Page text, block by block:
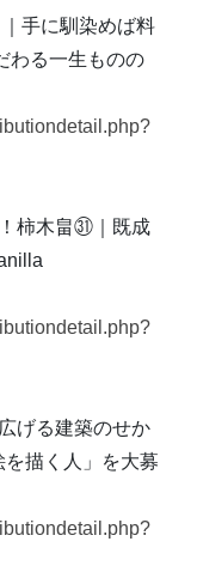
手に馴染めば料
わる一生ものの
柿木畠㉛｜既成
げる建築のせか
描く人」を大募